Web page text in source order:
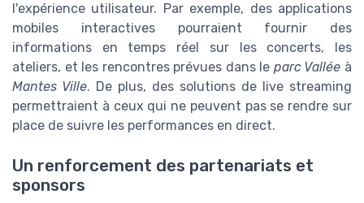
l'expérience utilisateur. Par exemple, des applications
mobiles interactives pourraient fournir des
informations en temps réel sur les concerts, les
ateliers, et les rencontres prévues dans le parc Vallée à
Mantes Ville. De plus, des solutions de live streaming
permettraient à ceux qui ne peuvent pas se rendre sur
place de suivre les performances en direct.
Un renforcement des partenariats et
sponsors